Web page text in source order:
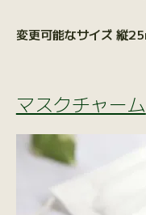
変更可能なサイズ 縦
マスクチャーム